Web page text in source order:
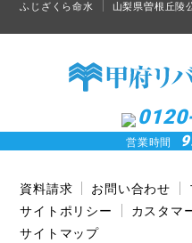
ふじざくら命水
山梨県曽根丘陵
営業時間
資料請求 お問い合わせ
サイトポリシー
カスタマ
サイトマップ